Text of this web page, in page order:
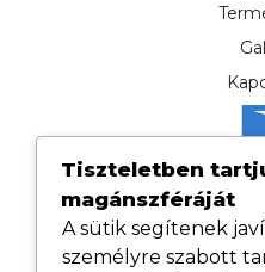
Tiszteletben
magánszféráját
A sütik segítenek
személyre szabott